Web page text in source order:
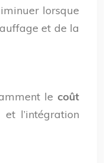
lorsque
et de la
le coût
l’intégration